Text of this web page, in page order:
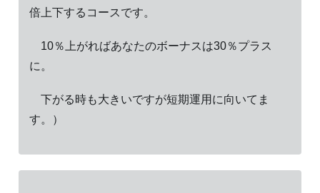
倍上下するコースです。
10％上がればあなたのボーナスは30％プラス
に。
下がる時も大きいですが短期運用に向いてま
す。）